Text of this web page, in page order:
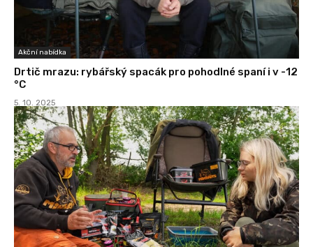
Akční nabídka
Drtič mrazu: rybářský spacák pro pohodlné spaní i v -12
°C
5. 10. 2025